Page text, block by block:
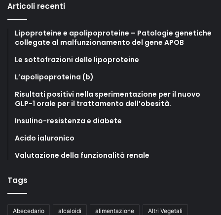
Articoli recenti
Lipoproteine e apolipoproteine – Patologie genetiche
collegate al malfunzionamento del gene APOB
Le sottofrazioni delle lipoproteine
L’apolipoproteina (b)
Risultati positivi nella sperimentazione per il nuovo
GLP-1 orale per il trattamento dell’obesità.
Insulino-resistenza e diabete
Acido ialuronico
Valutazione della funzionalità renale
Tags
Abecedario alcaloidi alimentazione Altri Vegetali